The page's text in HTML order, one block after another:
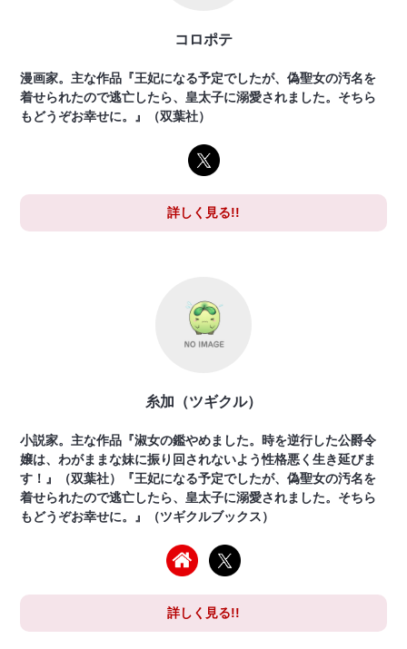
コロポテ
漫画家。主な作品『王妃になる予定でしたが、偽聖女の汚名を
着せられたので逃亡したら、皇太子に溺愛されました。そちら
もどうぞお幸せに。』（双葉社）
詳しく見る!!
糸加（ツギクル）
小説家。主な作品『淑女の鑑やめました。時を逆行した公爵令
嬢は、わがままな妹に振り回されないよう性格悪く生き延びま
す！』（双葉社）『王妃になる予定でしたが、偽聖女の汚名を
着せられたので逃亡したら、皇太子に溺愛されました。そちら
もどうぞお幸せに。』（ツギクルブックス）
詳しく見る!!